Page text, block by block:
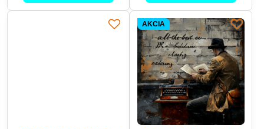
AKCIA